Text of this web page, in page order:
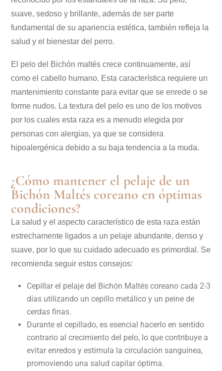
suave, sedoso y brillante, además de ser parte
fundamental de su apariencia estética, también refleja la
salud y el bienestar del perro.
El pelo del Bichón maltés crece continuamente, así
como el cabello humano. Esta característica requiere un
mantenimiento constante para evitar que se enrede o se
forme nudos. La textura del pelo es uno de los motivos
por los cuales esta raza es a menudo elegida por
personas con alergias, ya que se considera
hipoalergénica debido a su baja tendencia a la muda.
¿Cómo mantener el pelaje de un
Bichón Maltés coreano en óptimas
condiciones?
La salud y el aspecto característico de esta raza están
estrechamente ligados a un pelaje abundante, denso y
suave, por lo que su cuidado adecuado es primordial. Se
recomienda seguir estos consejos:
Cepillar el pelaje del Bichón Maltés coreano cada 2-3
días utilizando un cepillo metálico y un peine de
cerdas finas.
Durante el cepillado, es esencial hacerlo en sentido
contrario al crecimiento del pelo, lo que contribuye a
evitar enredos y estimula la circulación sanguínea,
promoviendo una salud capilar óptima.